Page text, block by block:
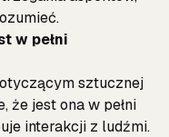
w pełni
sztucznej
że jest ona w pełni
interakcji z ludźmi.